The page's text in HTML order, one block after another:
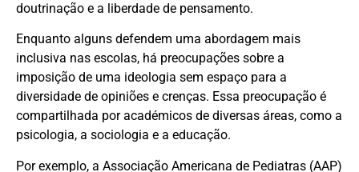
doutrinação e a liberdade de pensamento.
Enquanto alguns defendem uma abordagem mais
inclusiva nas escolas, há preocupações sobre a
imposição de uma ideologia sem espaço para a
diversidade de opiniões e crenças. Essa preocupação é
compartilhada por académicos de diversas áreas, como a
psicologia, a sociologia e a educação.
Por exemplo, a Associação Americana de Pediatras (AAP)